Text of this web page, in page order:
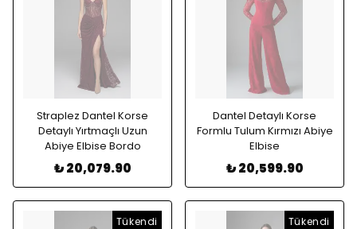
Straplez Dantel Korse
Detaylı Yırtmaçlı Uzun
Abiye Elbise Bordo
₺ 20,079.90
Dantel Detaylı Korse
Formlu Tulum Kırmızı Abiye
Elbise
₺ 20,599.90
Tükendi Tükendi